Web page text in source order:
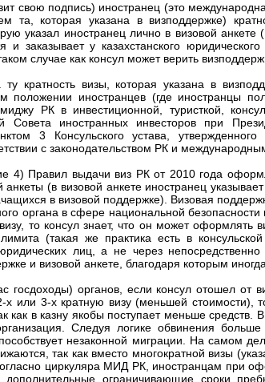
свою подпись) иностранец (это
та, которая указана в визподдержке)
указал иностранец лично в визовой
и заказывает у казахстанского
случае как консул может верить
ту кратность визы, которая указана в
положении иностранцев (где иностранцы
РК в инвестиционной, туристкой,
Совета иностранных инвесторов при
3 Консульского устава,
с законодательством РК и
4) Правил выдачи виз РК от 2010 года
(в визовой анкете иностранец
в визовой поддержке). Визовая
органа в сфере национальной
то консул знает, что он может оформлять
(такая же практика есть в
лиц, а не через
и визовой анкете, благодаря которым
органов, если консул отошел от
или 3-х кратную визу (меньшей стоимости),
как в казну якобы поступает меньше
Следуя логике обвинения
незаконной миграции. На самом
так как вместо многократной визы
циркуляра МИД РК, иностранцам при
ограничивающие сроки